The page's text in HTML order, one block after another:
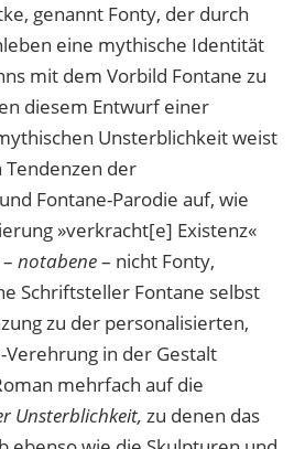
genannt Fonty, der durch
eine mythische Identität
mit dem Vorbild Fontane zu
diesem Entwurf einer
Unsterblichkeit weist
Tendenzen der
Fontane-Parodie auf, wie
»verkracht[e] Existenz«
notabene– nicht Fonty,
Schriftsteller Fontane selbst
zu der personalisierten,
in der Gestalt
mehrfach auf die
Unsterblichkeit, zu denen das